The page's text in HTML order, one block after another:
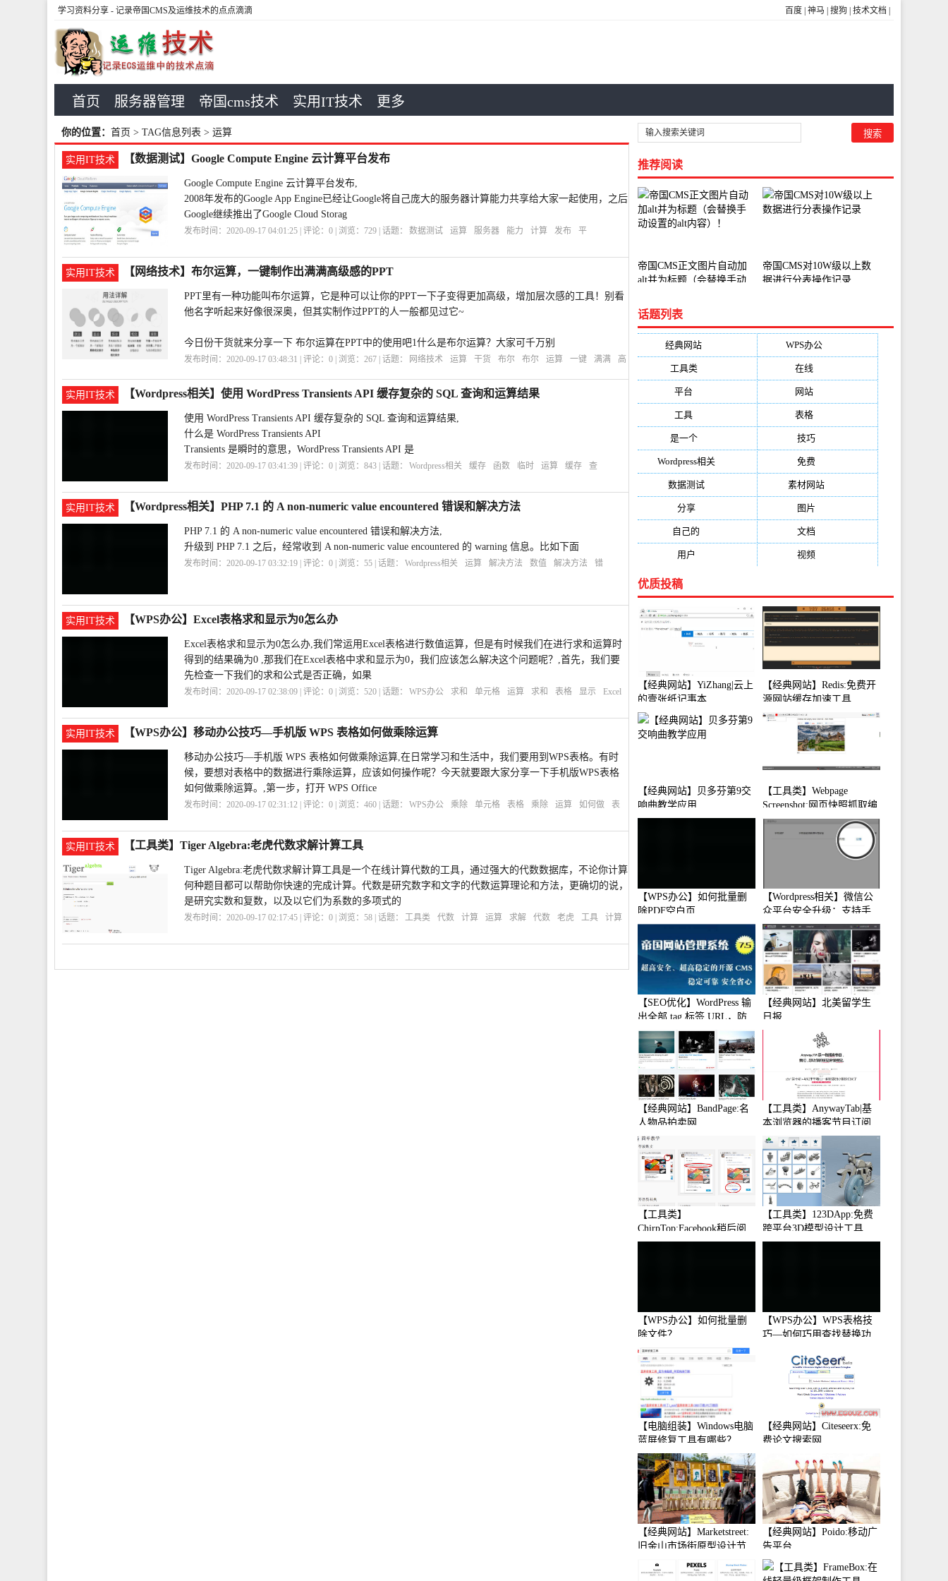
百度 神马 搜狗 技术文档
学习资料分享 - 记录帝国CMS及运维技术的点点滴滴
首页 服务器管理 帝国cms技术 实用IT技术 更多
你的位置： 首页 > TAG信息列表 > 运算
实用IT技术 【数据测试】Google Compute Engine 云计算平台发布
Google Compute Engine 云计算平台发布,
2008年发布的Google App Engine已经让Google将自己庞大的服务器计算能力共享给大家一起使用，之后
Google继续推出了Google Cloud Storag
发布时间：2020-09-17 04:01:25 | 评论：0 | 浏览： 729 | 话题： 数据测试 运算 服务器 能力 计算 发布
平
实用IT技术 【网络技术】布尔运算，一键制作出满满高级感的PPT
PPT里有一种功能叫布尔运算，它是种可以让你的PPT一下子变得更加高级，增加层次感的工具！别看
他名字听起来好像很深奥，但其实制作过PPT的人一般都见过它~
今日份干货就来分享一下 布尔运算在PPT中的使用吧1什么是布尔运算？大家可千万别
发布时间：2020-09-17 03:48:31 | 评论：0 | 浏览：267 | 话题： 网络技术 运算 干货 布尔 布尔 运算 一键 满满
高
级
实用IT技术 【Wordpress相关】使用 WordPress Transients API 缓存复杂的 SQL 查询和运算结果
使用 WordPress Transients API 缓存复杂的 SQL 查询和运算结果,
什么是 WordPress Transients API
Transients 是瞬时的意思，WordPress Transients API 是
发布时间：2020-09-17 03:41:39 | 评论：0 | 浏览：843 | 话题： Wordpress相关 缓存 函数 临时 运算 缓存
查
实用IT技术 【Wordpress相关】PHP 7.1 的 A non-numeric value encountered 错误和解决方法
PHP 7.1 的 A non-numeric value encountered 错误和解决方法,
升级到 PHP 7.1 之后，经常收到 A non-numeric value encountered 的 warning 信息。比如下面
发布时间：2020-09-17 03:32:19 | 评论：0 | 浏览：55 | 话题： Wordpress相关 运算 解决方法 数值 解决方法
错
实用IT技术 【WPS办公】Excel表格求和显示为0怎么办
Excel表格求和显示为0怎么办,我们常运用Excel表格进行数值运算，但是有时候我们在进行求和运算时
得到的结果确为0 ,那我们在Excel表格中求和显示为0，我们应该怎么解决这个问题呢？,首先，我们要
先检查一下我们的求和公式是否正确，如果
发布时间：2020-09-17 02:38:09 | 评论：0 | 浏览：520 | 话题： WPS办公 求和 单元格 运算 求和 表格 显示 Excel
实用IT技术 【WPS办公】移动办公技巧—手机版 WPS 表格如何做乘除运算
移动办公技巧—手机版 WPS 表格如何做乘除运算,在日常学习和生活中，我们要用到WPS表格。有时
候，要想对表格中的数据进行乘除运算，应该如何操作呢？今天就要跟大家分享一下手机版WPS表格
如何做乘除运算。,第一步，打开 WPS Office
发布时间：2020-09-17 02:31:12 | 评论：0 | 浏览：460 | 话题： WPS办公 乘除 单元格 表格 乘除 运算 如何做
表
实用IT技术 【工具类】Tiger Algebra:老虎代数求解计算工具
Tiger Algebra:老虎代数求解计算工具是一个在线计算代数的工具，通过强大的代数数据库，不论你计算
何种题目都可以帮助你快速的完成计算。代数是研究数字和文字的代数运算理论和方法，更确切的说，
是研究实数和复数，以及以它们为系数的多项式的
发布时间：2020-09-17 02:17:45 | 评论：0 | 浏览：58 | 话题： 工具类 代数 计算 运算 求解 代数 老虎 工具 计算
推荐阅读
帝国CMS正文图片自动加
alt并为标题（会替换手动
帝国CMS对10W级以上数
据进行分表操作记录
话题列表
经典网站 WPS办公(2513)
工具类(1994) 在线(1987)
平台 网站(1170)
工具 表格(1052)
是一个(1026) 技巧
Wordpress相关(851) 免费
数据测试(788) 素材网站
分享(676) 图片
自己的 文档
用户 视频
优质投稿
【经典网站】YiZhang|云上
的壹张纸记事本
【经典网站】Redis:免费开
源网站缓存加速工具
【经典网站】贝多芬第9交
响曲教学应用
【工具类】Webpage
Screenshot:网页快照抓取编
辑工具
【WPS办公】如何批量删
除PDF空白页
【Wordpress相关】微信公
众平台安全升级：支持手
机保护
【SEO优化】WordPress 输
出全部 tag 标签 URL，防
止中文转码
【经典网站】北美留学生
日报
【经典网站】BandPage:名
人物品拍卖网
【工具类】AnywayTab|基
本浏览器的播客节目订阅
【工具类】
ChirpTop:Facebook稍后阅
读工具
【工具类】123DApp:免费
跨平台3D模型设计工具
【WPS办公】如何批量删
除文件？
【WPS办公】WPS表格技
巧—如何巧用查找替换功
【电脑组装】Windows电脑
蓝屏修复工具有哪些？
【经典网站】Citeseerx:免
费论文搜索网
【经典网站】Marketstreet:
旧金山市场街原型设计节
【经典网站】Poido:移动广
告平台